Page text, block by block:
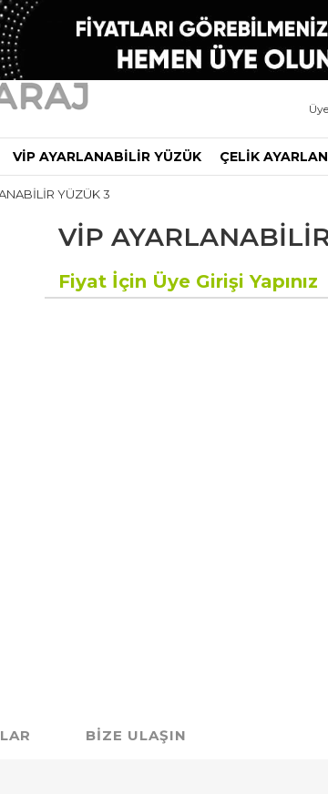
VİP AYARLANABİLİR YÜZÜK ÇELİK
YÜZÜK 3
VİP
Fiyat İçin Üye Girişi Yapınız
BIZE ULAŞIN